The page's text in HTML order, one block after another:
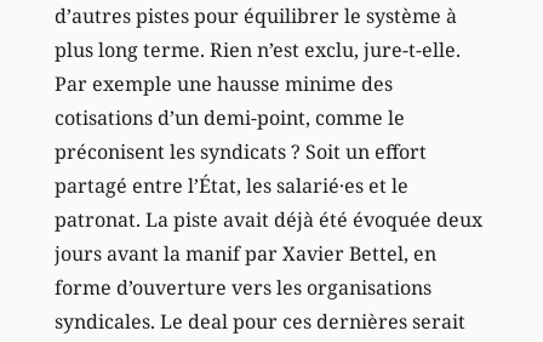
d’autres pistes pour équilibrer le système à
plus long terme. Rien n’est exclu, jure-t-elle.
Par exemple une hausse minime des
cotisations d’un demi-point, comme le
préconisent les syndicats ? Soit un effort
partagé entre l’État, les salarié·es et le
patronat. La piste avait déjà été évoquée deux
jours avant la manif par Xavier Bettel, en
forme d’ouverture vers les organisations
syndicales. Le deal pour ces dernières serait